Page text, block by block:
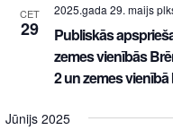
CET
29
2025.gada 29. maijs
Publiskās
zemes vienībās
2 un zemes
Jūnijs 2025